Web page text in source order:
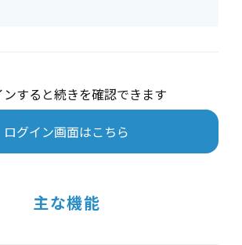
ンすると続きを確認できます
ログイン画面はこちら
主な機能